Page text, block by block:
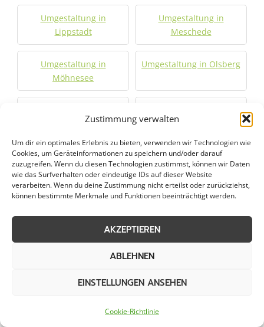
Zustimmung verwalten
Um dir ein optimales Erlebnis zu bieten, verwenden wir Technologien wie
Cookies, um Geräteinformationen zu speichern und/oder darauf
zuzugreifen. Wenn du diesen Technologien zustimmst, können wir Daten
wie das Surfverhalten oder eindeutige IDs auf dieser Website
verarbeiten. Wenn du deine Zustimmung nicht erteilst oder zurückziehst,
können bestimmte Merkmale und Funktionen beeinträchtigt werden.
AKZEPTIEREN
ABLEHNEN
EINSTELLUNGEN ANSEHEN
Cookie-Richtlinie
Umgestaltung in
Lippstadt
Umgestaltung in
Meschede
Umgestaltung in
Möhnesee
Umgestaltung in Olsberg
Paderborn
Rietberg
Umgestaltung in Rüthen
Umgestaltung in
Salzkotten
Umgestaltung in
Steinheim
Umgestaltung in
Warburg